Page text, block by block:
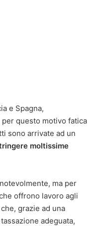
e Spagna,
questo motivo fatica
sono arrivate ad un
moltissime
ma per
offrono lavoro agli
grazie ad una
adeguata,